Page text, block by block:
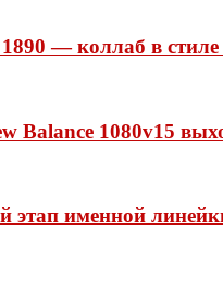
1890 — коллаб в
Balance 1080v15
именной